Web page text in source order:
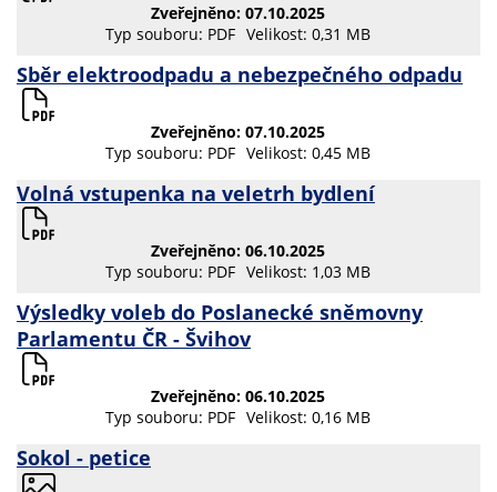
Zveřejněno: 07.10.2025
Typ souboru: PDF Velikost: 0,31 MB
Sběr elektroodpadu a nebezpečného odpadu
Zveřejněno: 07.10.2025
Typ souboru: PDF Velikost: 0,45 MB
Volná vstupenka na veletrh bydlení
Zveřejněno: 06.10.2025
Typ souboru: PDF Velikost: 1,03 MB
Výsledky voleb do Poslanecké sněmovny
Parlamentu ČR - Švihov
Zveřejněno: 06.10.2025
Typ souboru: PDF Velikost: 0,16 MB
Sokol - petice